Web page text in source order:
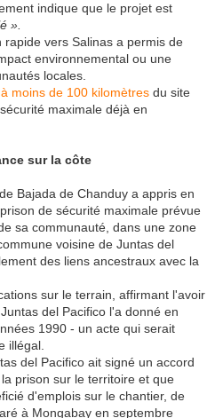
indique que le projet est
».
vers Salinas a permis de
environnemental ou une
locales.
à moins de 100 kilomètres du site
maximale déjà en
sur la côte
Bajada de Chanduy a appris en
de sécurité maximale prévue
sa communauté, dans une zone
voisine de Juntas del
des liens ancestraux avec la
sur le terrain, affirmant l'avoir
del Pacifico l'a donné en
1990 - un acte qui serait
illégal.
del Pacifico ait signé un accord
prison sur le territoire et que
d'emplois sur le chantier, de
à Mongabay en septembre